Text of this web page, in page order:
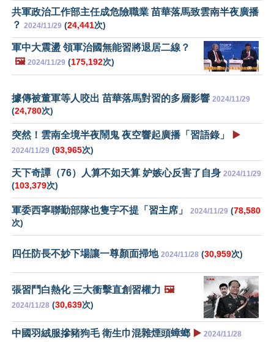
共軍政治工作部主任成危險職業 苗華落馬致雲南半夜廣播
？ 2024/11/29 (24,441次)
軍中大震盪 領軍治國無能習將退居二線？
🖼️ 2024/11/29 (175,192次)
據傳被董軍等人咬出 苗華落馬對習的多層影響 2024/11/29
(24,780次)
突然！雲南全境半夜鬧鬼 夜空響起廣播「習語錄」 ▶️
2024/11/29 (93,965次)
天下奇譚（76）人算不如天算 妒嫉心反害了自身 2024/11/29
(103,379次)
軍委西寧聯勤部隊也隻字不提「習主席」 2024/11/29 (78,580
次)
四任防長不妙下場讓一尊顏面掃地 2024/11/28 (30,959次)
張習鬥白熱化 三大衝擊直創習權力 🖼️
2024/11/28 (30,639次)
中國羽絨服摻豬狗毛 衛生巾混雜煙頭蟑螂 ▶️ 2024/11/28